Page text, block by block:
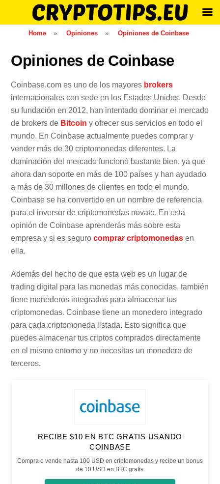
content
Home » Opiniones » Opiniones de Coinbase
Opiniones de Coinbase
Coinbase.com es uno de los mayores brokers
internacionales con sede en los Estados Unidos. Desde
su fundación en 2012, han intentado dominar el mercado
de brokers de Bitcoin y ofrecer sus servicios en todo el
mundo. En Coinbase actualmente puedes comprar y
vender más de 30 criptomonedas diferentes. La
dominación del mercado funcionó bastante bien, ya que
ahora dan soporte en más de 100 países y han ayudado
a más de 30 millones de clientes en todo el mundo.
Coinbase se ha convertido en un nombre de referencia
para el inversor de criptomonedas novato. En esta
opinión de Coinbase aprenderás más sobre esta
empresa y si es segurocomprar criptomonedas en
ella.
Además del hecho de que esta web es un lugar de
trading digital para las monedas más conocidas, también
tiene monederos integrados para almacenar tus
criptomonedas. Coinbase tiene un monedero integrado
para cada criptomoneda listada. Esto significa que
puedes almacenar tus criptos comprados directamente
en el mismo entorno y no necesitas un monedero de
terceros.
RECIBE $10 EN BTC GRATIS USANDO
COINBASE
Compra o vende hasta 100 USD en criptomonedas y recibe un bonus
de 10 USD en BTC gratis